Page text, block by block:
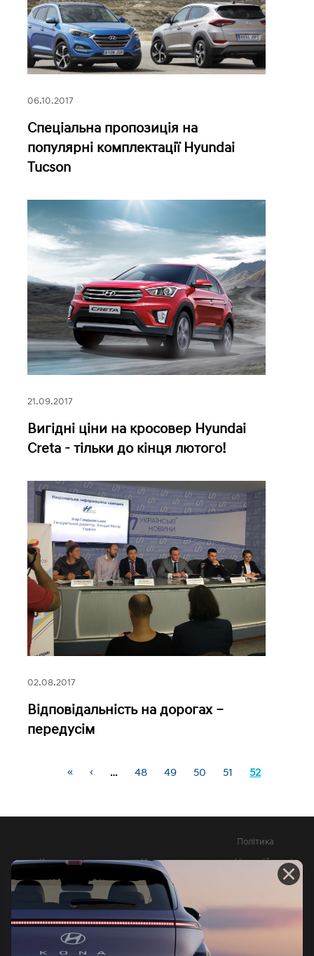
06.10.2017
Спеціальна пропозиція на
популярні комплектації Hyundai
Tucson
21.09.2017
Вигідні ціни на кросовер Hyundai
Creta - тільки до кінця лютого!
02.08.2017
Відповідальність на дорогах –
передусім
« ‹ … 48 49 50 51 52
Контакти Новини
Політика
конфіденційності
Юридична
інформація
Довідник офіційних
витрат палива та
викидів СО2